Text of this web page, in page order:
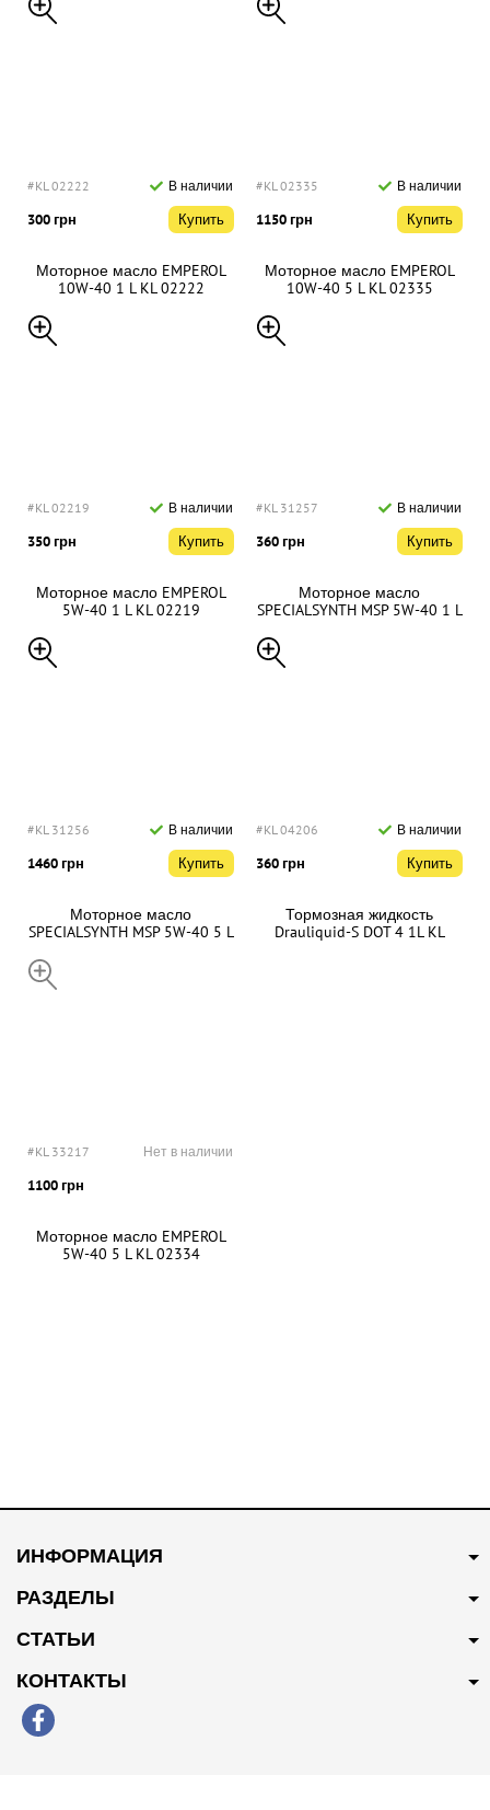
#KL 02222 В наличии
300 грн Купить
Моторное масло EMPEROL
10W-40 1 L KL 02222
#KL 02335 В наличии
1150 грн Купить
Моторное масло EMPEROL
10W-40 5 L KL 02335
#KL 02219 В наличии
350 грн Купить
Моторное масло EMPEROL
5W-40 1 L KL 02219
#KL 31257 В наличии
360 грн Купить
Моторное масло
SPECIALSYNTH MSP 5W-40 1 L
#KL 31256 В наличии
1460 грн Купить
Моторное масло
SPECIALSYNTH MSP 5W-40 5 L
#KL 04206 В наличии
360 грн Купить
Тормозная жидкость
Drauliquid-S DOT 4 1L KL
#KL 33217 Нет в наличии
1100 грн
Моторное масло EMPEROL
5W-40 5 L KL 02334
ИНФОРМАЦИЯ
РАЗДЕЛЫ
СТАТЬИ
КОНТАКТЫ